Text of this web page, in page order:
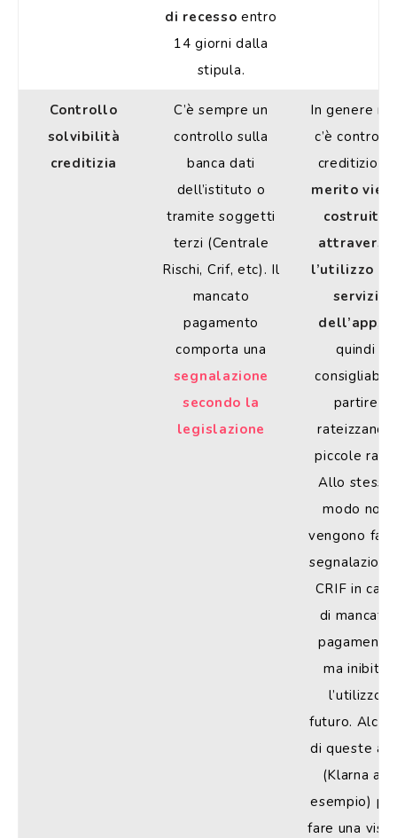
di recessoentro
14 giorni dalla
stipula.
Controllo
solvibilità
creditizia
C’è sempre un
controllo sulla
banca dati
dell’istituto o
tramite soggetti
terzi (Centrale
Rischi, Crif, etc). Il
mancato
pagamento
comporta una
segnalazione
secondo la
legislazione
In genere
c’è controllo
creditizio. Il
merito
costruito
attraverso
l’utilizzo
servizi
dell’app
quindi
consigliabile
partire
rateizzando
piccole rate.
Allo stesso
modo non
vengono
segnalazioni
CRIF in caso
di mancato
pagamento
ma inibito
l’utilizzo
futuro.
di queste
(Klarna ad
esempio)
fare una